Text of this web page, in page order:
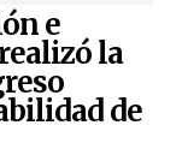
e
la
de